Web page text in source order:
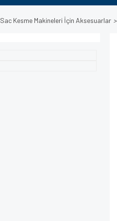
Sac Kesme Makineleri İçin Aksesuarlar